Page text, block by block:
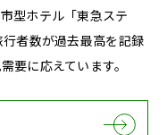
型ホテル「東急ステ
者数が過去最高を記録
要に応えています。